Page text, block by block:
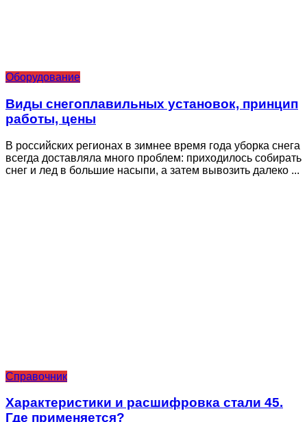
Оборудование
Виды снегоплавильных установок, принцип
работы, цены
В российских регионах в зимнее время года уборка снега
всегда доставляла много проблем: приходилось собирать
снег и лед в большие насыпи, а затем вывозить далеко ...
Справочник
Характеристики и расшифровка стали 45.
Где применяется?